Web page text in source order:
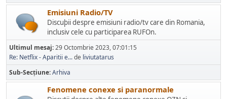
Emisiuni Radio/TV
Discuþii despre emisiuni radio/tv care din Romania,
inclusiv cele cu participarea RUFOn.
Ultimul mesaj:29 Octombrie 2023, 07:01:15
Re: Netflix - Aparitii e...de liviutatarus
Sub-Secțiune Arhiva
Fenomene conexe si paranormale